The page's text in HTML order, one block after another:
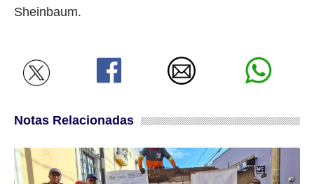
Sheinbaum.
Notas Relacionadas